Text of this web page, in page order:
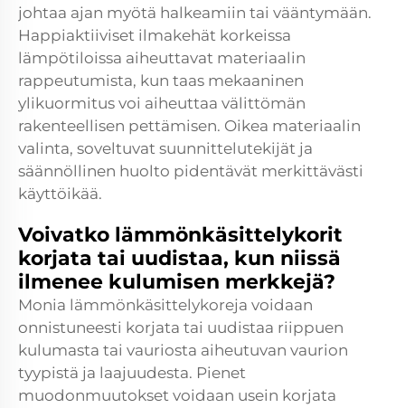
johtaa ajan myötä halkeamiin tai vääntymään.
Happiaktiiviset ilmakehät korkeissa
lämpötiloissa aiheuttavat materiaalin
rappeutumista, kun taas mekaaninen
ylikuormitus voi aiheuttaa välittömän
rakenteellisen pettämisen. Oikea materiaalin
valinta, soveltuvat suunnittelutekijät ja
säännöllinen huolto pidentävät merkittävästi
käyttöikää.
Voivatko lämmönkäsittelykorit
korjata tai uudistaa, kun niissä
ilmenee kulumisen merkkejä?
Monia lämmönkäsittelykoreja voidaan
onnistuneesti korjata tai uudistaa riippuen
kulumasta tai vauriosta aiheutuvan vaurion
tyypistä ja laajuudesta. Pienet
muodonmuutokset voidaan usein korjata